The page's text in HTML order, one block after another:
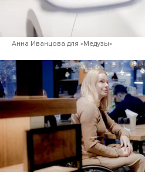
Анна Иванцова для «Медузы»